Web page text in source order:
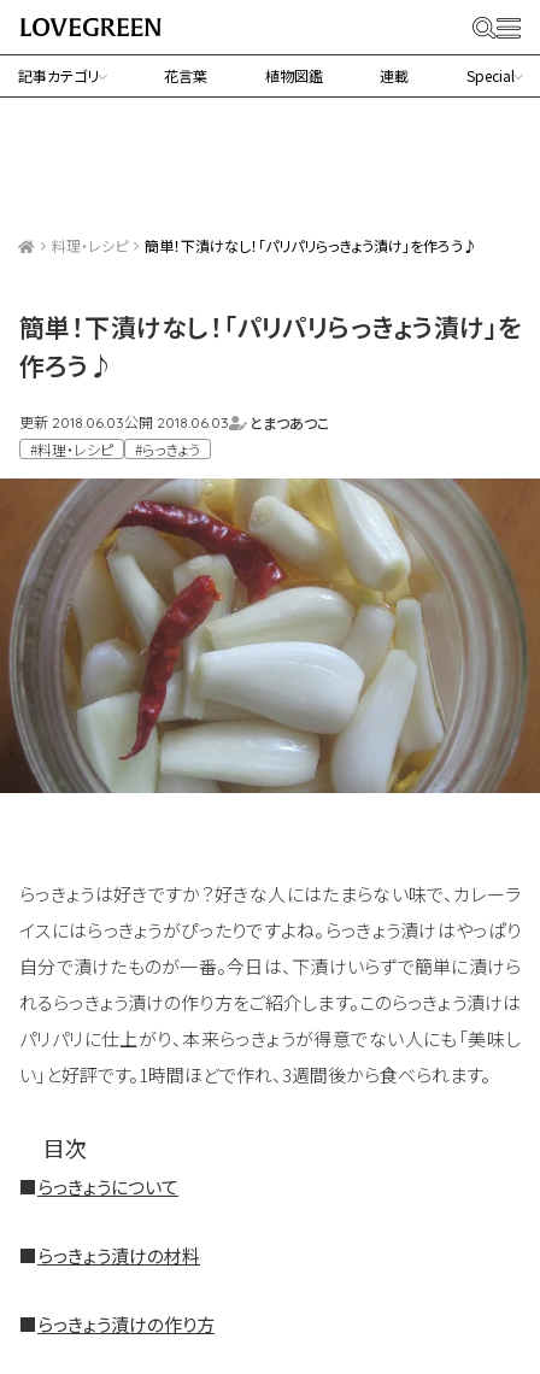
記事カテゴリ 花言葉 植物図鑑 連載 Special
料理・レシピ 簡単！下漬けなし！「パリパリらっきょう漬け」を作ろう♪
簡単！下漬けなし！「パリパリらっきょう漬け」を
作ろう♪
更新 2018.06.03公開 2018.06.03
とまつあつこ
#料理・レシピ
#らっきょう
らっきょうは好きですか？好きな人にはたまらない味で、カレーラ
イスにはらっきょうがぴったりですよね。らっきょう漬けはやっぱり
自分で漬けたものが一番。今日は、下漬けいらずで簡単に漬けら
れるらっきょう漬けの作り方をご紹介します。このらっきょう漬けは
パリパリに仕上がり、本来らっきょうが得意でない人にも「美味し
い」と好評です。1時間ほどで作れ、3週間後から食べられます。
目次
■らっきょうについて
■らっきょう漬けの材料
■らっきょう漬けの作り方